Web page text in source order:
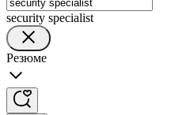
security specialist
Резюме